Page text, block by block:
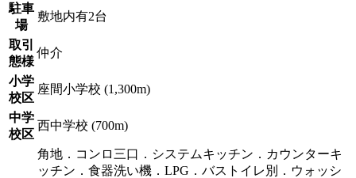
駐車
場
敷地内有2台
取引
態様
仲介
小学
校区
座間小学校 (1,300m)
中学
校区
西中学校 (700m)
角地．コンロ三口．システムキッチン．カウンターキ
ッチン．食器洗い機．LPG．バストイレ別．ウォッシ